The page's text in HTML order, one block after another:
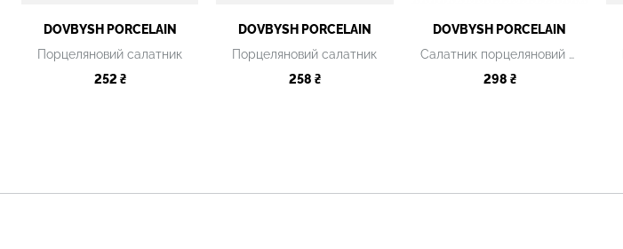
DOVBYSH PORCELAIN
Порцеляновий салатник
252 ₴
DOVBYSH PORCELAIN
Порцеляновий салатник
258 ₴
DOVBYSH PORCELAIN
Салатник порцеляновий світло-зелений
298 ₴